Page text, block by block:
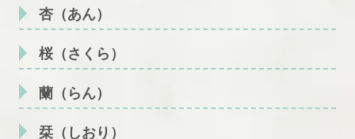
杏（あん）
桜（さくら）
蘭（らん）
栞（しおり）